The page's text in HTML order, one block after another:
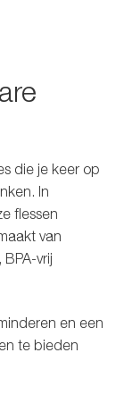
die je keer op
In
flessen
van
vrij
en een
te bieden